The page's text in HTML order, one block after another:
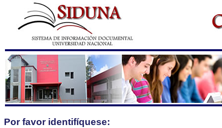
Por favor identifíquese: